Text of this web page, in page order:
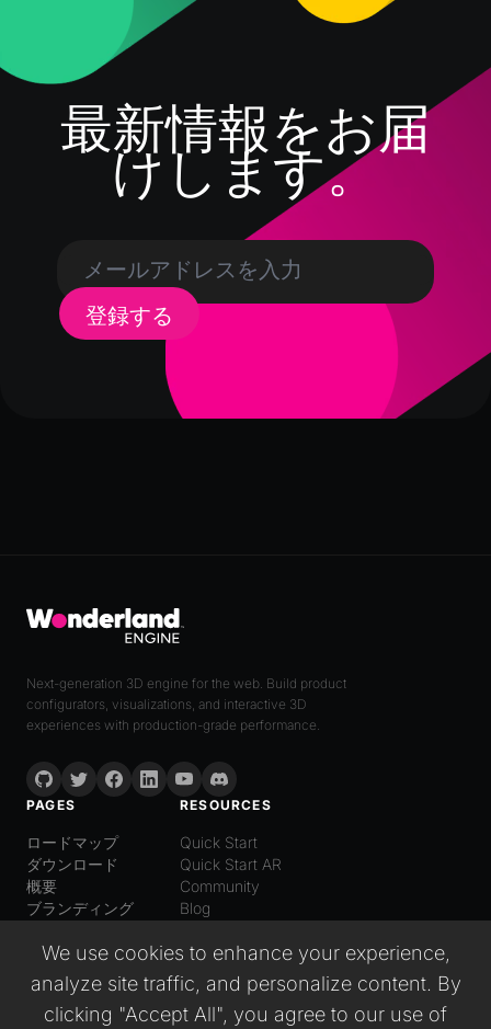
We use cookies to enhance your experience,
analyze site traffic, and personalize content. By
clicking "Accept All", you agree to our use of
最新情報をお届
けします。
登録する
Next-generation 3D engine for the web. Build product
configurators, visualizations, and interactive 3D
experiences with production-grade performance.
PAGES
ロードマップ
ダウンロード
概要
ブランディング
RESOURCES
Quick Start
Quick Start AR
Community
Blog
日本語
English
Español